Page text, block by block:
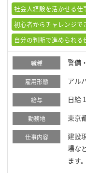
社会人経験を活かせる仕
初心者からチャレンジで
自分の判断で進められる
職種 警備
雇用形態 アル
給与 日給
勤務地 東京
仕事内容
建設
場な
ます